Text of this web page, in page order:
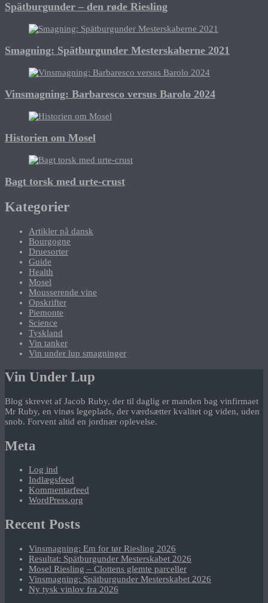
Spätburgunder – den røde Riesling
Smagning: Spätburgunder Mesterskaberne 2021
Vinsmagning: Barbaresco versus Barolo 2024
Historien om Mosel
Bagt torsk med urte-crust
Kategorier
Artikler på dansk
Bourgogne
Druesorter
Guide
Health
Mosel
Mousserende vine
Opskrifter
Piemonte
Science
Tyskland
Vin tanker
Vin under lup smagninger
Vin Under Lup
Blog skrevet af Jacob Ruby, der til daglig er manden bag vinfirmaet
Mr Ruby, en vinøs legeplads, der værdsætter kvalitet og viden, uden
snob. Forvent altid en jordnær oplevelse.
Meta
Log ind
Indlægsfeed
Kommentarfeed
WordPress.org
Recent Posts
Vinsmagning: Em for tør Riesling 2026
Resultat: Spätburgunder Mesterskabet 2026
Mosel Riesling – Clottens glemte parceller
Vinsmagning: Spätburgunder Mesterskabet 2026
Ny tysk vinlov fra 2026